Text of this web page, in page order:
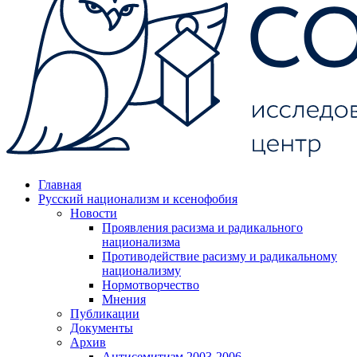
Главная
Русский национализм и ксенофобия
Новости
Проявления расизма и радикального
национализма
Противодействие расизму и радикальному
национализму
Нормотворчество
Мнения
Публикации
Документы
Архив